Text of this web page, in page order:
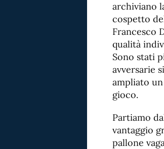
archiviano
cospetto
Francesco
qualità
Sono stati
avversarie
ampliato
gioco.
Partiamo
vantaggio
pallone